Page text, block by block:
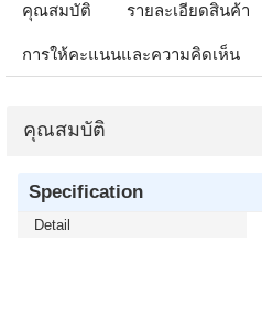
คุณสมบัติ รายละเอียดสินค้า
การให้คะแนนและความคิดเห็น
คุณสมบัติ
Specification
Detail